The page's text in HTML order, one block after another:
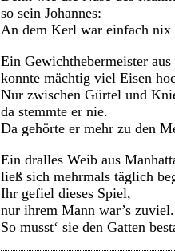
so sein Johannes:
An dem Kerl war einfach nix
Ein Gewichthebermeister
konnte mächtig viel Eisen
Nur zwischen Gürtel und
da stemmte er nie.
Da gehörte er mehr zu den
Ein dralles Weib aus
ließ sich mehrmals täglich
Ihr gefiel dieses Spiel,
nur ihrem Mann war’s zuviel.
So musst‘ sie den Gatten